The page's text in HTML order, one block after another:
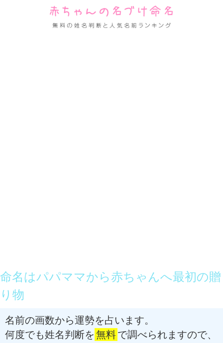
命名はパパママから赤ちゃんへ最初の贈
り物
名前の画数から運勢を占います。
何度でも姓名判断を 無料で調べられますので、